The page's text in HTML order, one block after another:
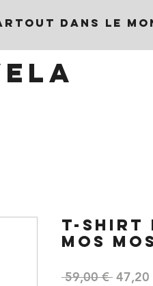
DANS LE
T-SHIRT
MOS
59,00 € Prix
47,20